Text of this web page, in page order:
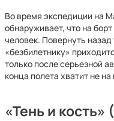
Во время экспедиции на
обнаруживает, что на
человек. Повернуть
«безбилетнику»
только после серьезной
конца полета хватит не на
«Тень и кость»